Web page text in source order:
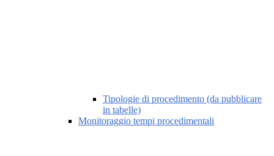
Tipologie di procedimento (da pubblicare
in tabelle)
Monitoraggio tempi procedimentali